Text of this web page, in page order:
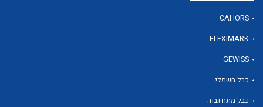
לכל מוצרי היצרןCAHORS
FLEXIMARK
GEWISS
כבל חשמלי
כבל מתח גבוה